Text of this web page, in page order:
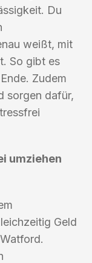
Du
weißt, mit
So gibt es
Zudem
sorgen dafür,
umziehen
Geld